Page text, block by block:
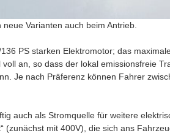
Varianten auch beim Antrieb.
PS starken Elektromotor; das
an, so dass der lokal emissionsfreie
Je nach Präferenz können Fahrer
auch als Stromquelle für weitere
(zunächst mit 400V), die sich ans